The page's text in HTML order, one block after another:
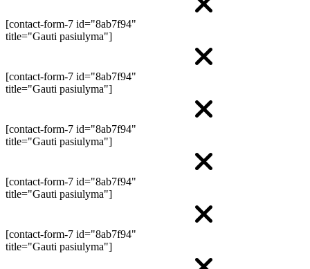
[contact-form-7 id="8ab7f94"
title="Gauti pasiulyma"]
[contact-form-7 id="8ab7f94"
title="Gauti pasiulyma"]
[contact-form-7 id="8ab7f94"
title="Gauti pasiulyma"]
[contact-form-7 id="8ab7f94"
title="Gauti pasiulyma"]
[contact-form-7 id="8ab7f94"
title="Gauti pasiulyma"]